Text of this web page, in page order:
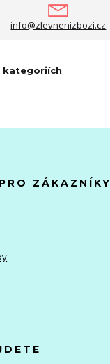
info@zlevnenizbozi.cz
kategoriích
ZÁKAZNÍKY